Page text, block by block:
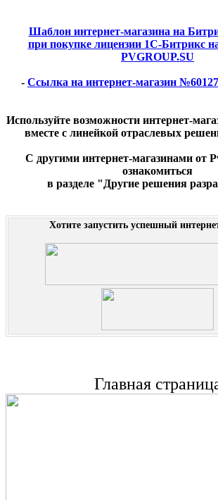
Шаблон интернет-магазина на
при покупке лицензии 1С-Битрикс
PVGROUP.SU
- Ссылка на интернет-магазин
Используйте возможности интернет-
вместе с линейкой отраслевых
С другими интернет-магазинами от
ознакомиться
в разделе "Другие решения
Хотите запустить успешный
Главная